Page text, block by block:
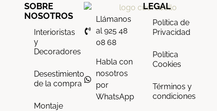
SOBRE
NOSOTROS
Interioristas
y
Decoradores
Desestimiento
de la compra
Montaje
Llámanos
al 925 48
08 68
Habla con
nosotros
por
WhatsApp
LEGAL
Política de
Privacidad
Política
Cookies
Términos y
condiciones